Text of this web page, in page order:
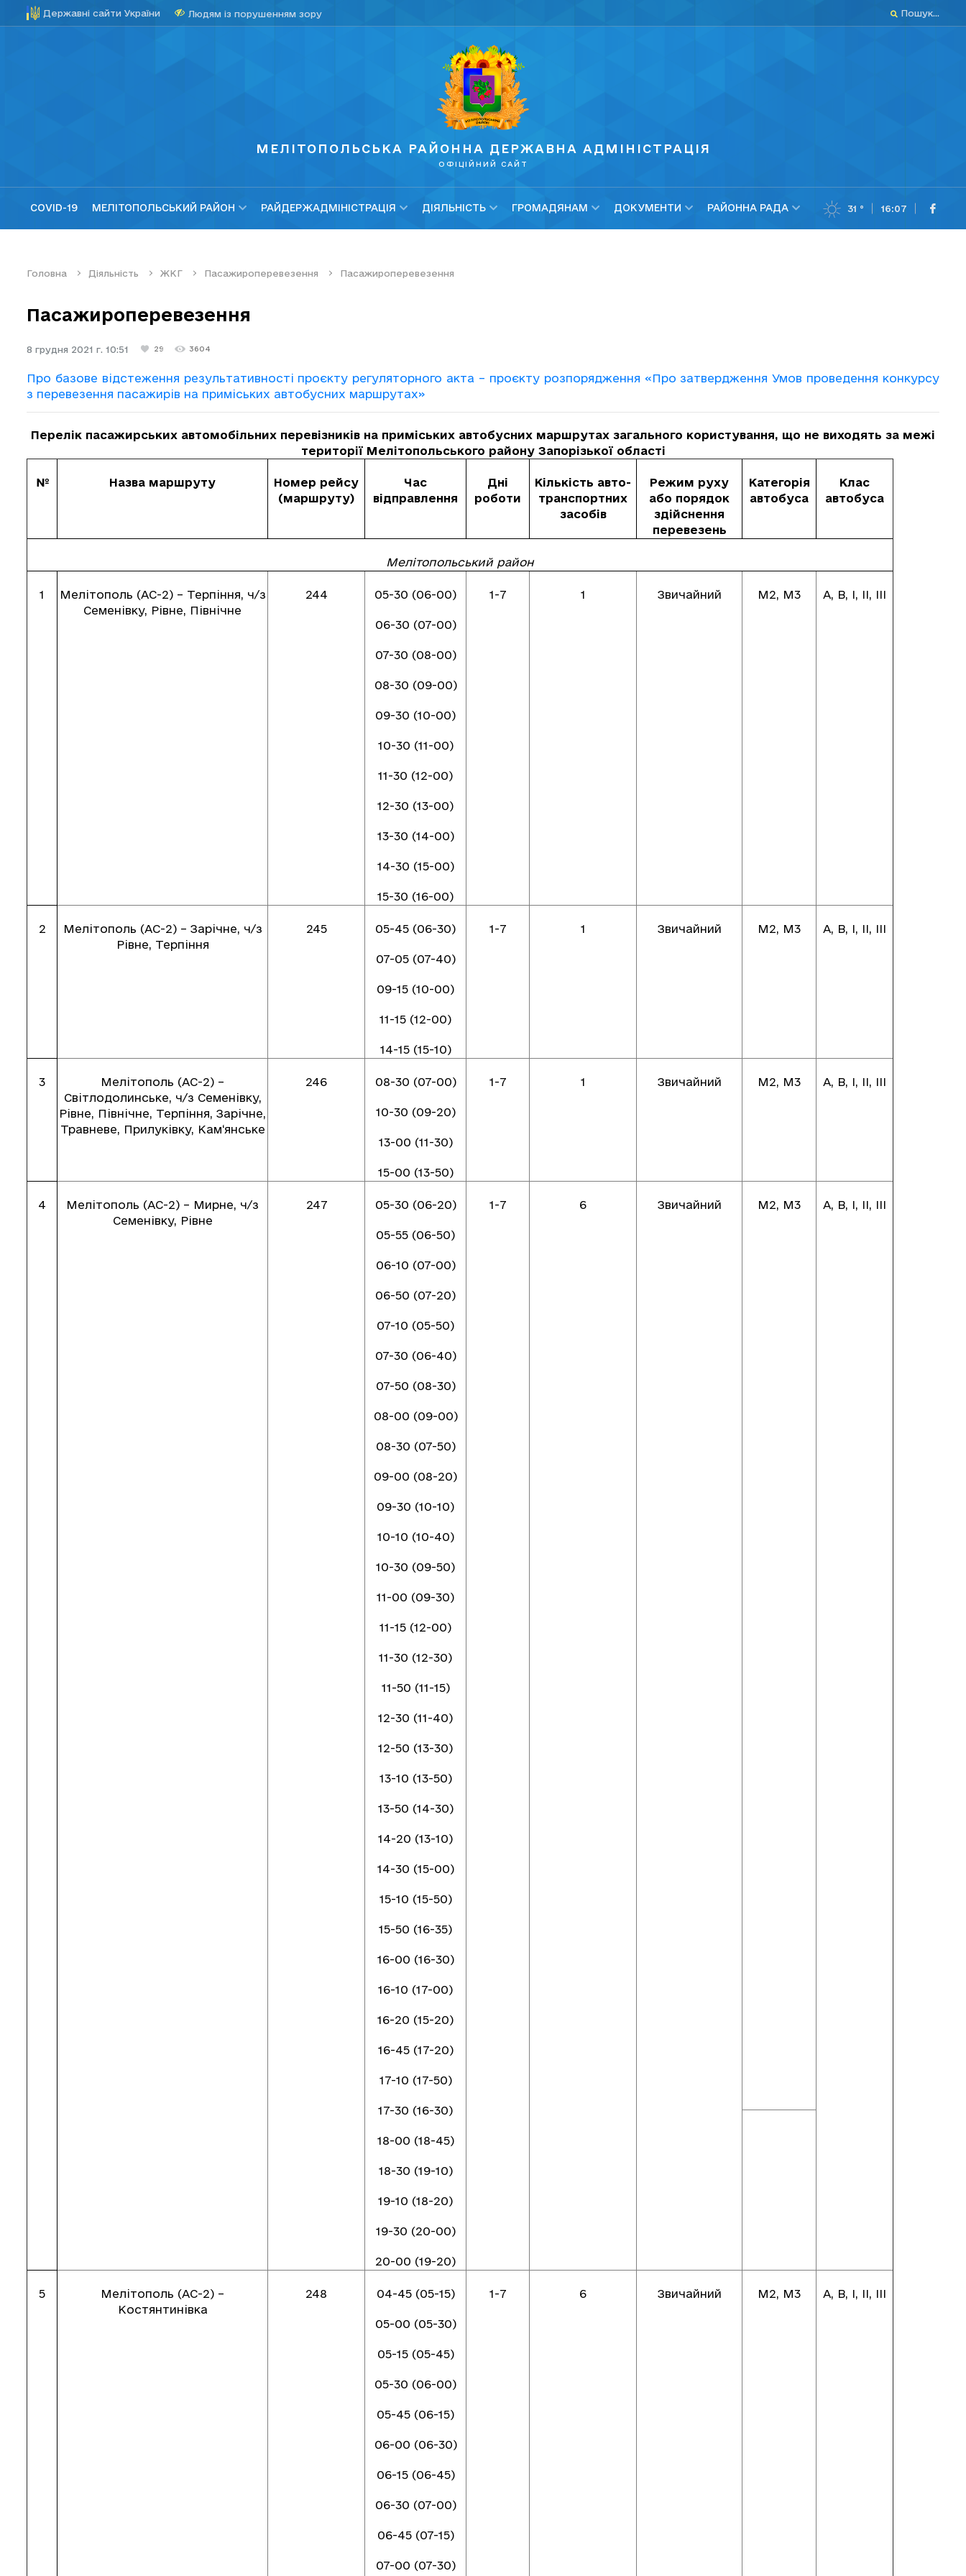
Державні сайти України Людям із порушенням зору Пошук...
МЕЛІТОПОЛЬСЬКА РАЙОННА ДЕРЖАВНА АДМІНІСТРАЦІЯ
ОФІЦІЙНИЙ САЙТ
COVID-19 МЕЛІТОПОЛЬСЬКИЙ РАЙОН РАЙДЕРЖАДМІНІСТРАЦІЯ ДІЯЛЬНІСТЬ ГРОМАДЯНАМ ДОКУМЕНТИ РАЙОННА РАДА 31 ° 16:07
Головна Діяльність ЖКГ Пасажироперевезення Пасажироперевезення
Пасажироперевезення
8 грудня 2021 г. 10:51 29 3604
Про базове відстеження результативності проєкту регуляторного акта – проєкту розпорядження «Про затвердження Умов проведення конкурсу
з перевезення пасажирів на приміських автобусних маршрутах»
Перелік пасажирських автомобільних перевізників на приміських автобусних маршрутах загального користування, що не виходять за межі
території Мелітопольського району Запорізької області
№ Назва маршруту
Номер рейсу
(маршруту)
Час
відправлення
Дні
роботи
Кількість авто-
транспортних
засобів
Режим руху
або порядок
здійснення
перевезень
Категорія
автобуса
Клас
автобуса
Мелітопольський район
1
Мелітополь (АС-2) – Терпіння, ч/з
Семенівку, Рівне, Північне
244 05-30 (06-00)
06-30 (07-00)
07-30 (08-00)
08-30 (09-00)
09-30 (10-00)
10-30 (11-00)
11-30 (12-00)
12-30 (13-00)
13-30 (14-00)
14-30 (15-00)
15-30 (16-00)
1-7 1 Звичайний М2, М3 А, В, І, ІІ, ІІІ
2
Мелітополь (АС-2) – Зарічне, ч/з
Рівне, Терпіння
245 05-45 (06-30)
07-05 (07-40)
09-15 (10-00)
11-15 (12-00)
14-15 (15-10)
1-7 1 Звичайний М2, М3 А, В, І, ІІ, ІІІ
3
Мелітополь (АС-2) –
Світлодолинське, ч/з Семенівку,
Рівне, Північне, Терпіння, Зарічне,
Травневе, Прилуківку, Кам‘янське
246 08-30 (07-00)
10-30 (09-20)
13-00 (11-30)
15-00 (13-50)
1-7 1 Звичайний М2, М3 А, В, І, ІІ, ІІІ
4
Мелітополь (АС-2) – Мирне, ч/з
Семенівку, Рівне
247 05-30 (06-20)
05-55 (06-50)
06-10 (07-00)
06-50 (07-20)
07-10 (05-50)
07-30 (06-40)
07-50 (08-30)
08-00 (09-00)
08-30 (07-50)
09-00 (08-20)
09-30 (10-10)
10-10 (10-40)
10-30 (09-50)
11-00 (09-30)
11-15 (12-00)
11-30 (12-30)
11-50 (11-15)
12-30 (11-40)
12-50 (13-30)
13-10 (13-50)
13-50 (14-30)
14-20 (13-10)
14-30 (15-00)
15-10 (15-50)
15-50 (16-35)
16-00 (16-30)
16-10 (17-00)
16-20 (15-20)
16-45 (17-20)
17-10 (17-50)
17-30 (16-30)
18-00 (18-45)
18-30 (19-10)
19-10 (18-20)
19-30 (20-00)
20-00 (19-20)
1-7 6 Звичайний М2, М3 А, В, І, ІІ, ІІІ
5
Мелітополь (АС-2) –
Костянтинівка
248 04-45 (05-15)
05-00 (05-30)
05-15 (05-45)
05-30 (06-00)
05-45 (06-15)
06-00 (06-30)
06-15 (06-45)
06-30 (07-00)
06-45 (07-15)
07-00 (07-30)
1-7 6 Звичайний М2, М3 А, В, І, ІІ, ІІІ